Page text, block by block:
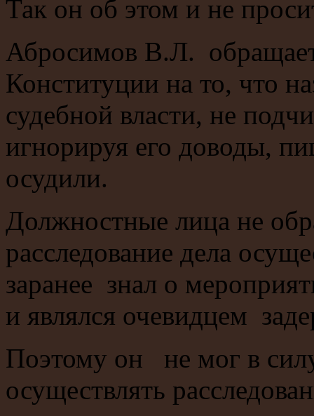
Так он об этом и не
Абросимов В.Л.
Конституции на то, что
судебной власти, не
игнорируя его доводы,
осудили.
Должностные лица не
расследование дела
заранее знал о
и являлся очевидцем
Поэтому он не мог в
осуществлять